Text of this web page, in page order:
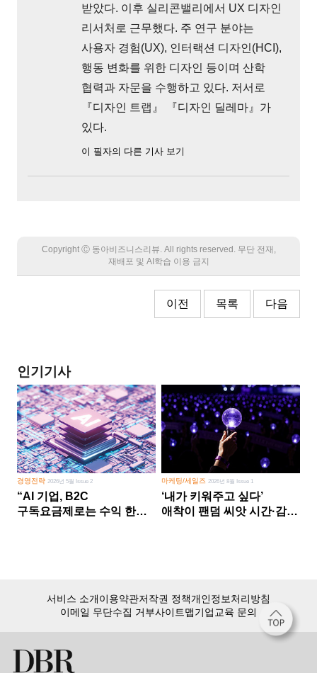
받았다. 이후 실리콘밸리에서 UX 디자인
리서처로 근무했다. 주 연구 분야는
사용자 경험(UX), 인터랙션 디자인(HCI),
행동 변화를 위한 디자인 등이며 산학
협력과 자문을 수행하고 있다. 저서로
『디자인 트랩』 『디자인 딜레마』가
있다.
이 필자의 다른 기사 보기
Copyright Ⓒ 동아비즈니스리뷰. All rights reserved. 무단 전재,
재배포 및 AI학습 이용 금지
이전 목록 다음
인기기사
경영전략2026년 5월 Issue 2
“AI 기업, B2C
구독요금제로는 수익 한계
마케팅/세일즈 2026년 8월 Issue 1
‘내가 키워주고 싶다’
애착이 팬덤 씨앗 시간·감정
서비스 소개이용약관저작권 정책개인정보처리방침
이메일 무단수집 거부사이트맵기업교육 문의